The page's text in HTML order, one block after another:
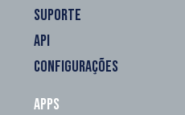
SUPORTE
API
CONFIGURAÇÕES
Apps